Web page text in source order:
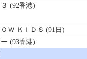
(92香港)
Ｗ ＫＩＤＳ (91日)
(93香港)